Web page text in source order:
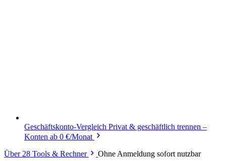
Geschäftskonto-Vergleich Privat & geschäftlich trennen –
Konten ab 0 €/Monat
Über 28 Tools & Rechner
Ohne Anmeldung sofort nutzbar